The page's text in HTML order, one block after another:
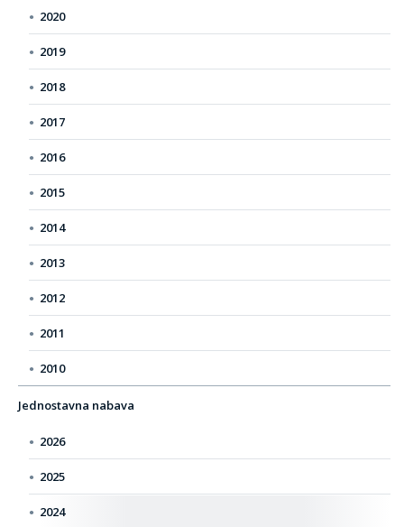
2020
2019
2018
2017
2016
2015
2014
2013
2012
2011
2010
Jednostavna nabava
2026
2025
2024